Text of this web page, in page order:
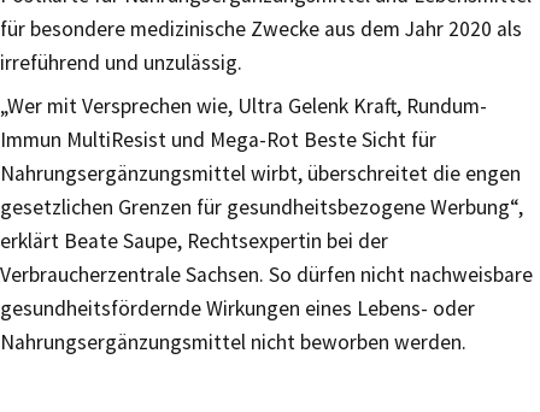
für besondere medizinische Zwecke aus dem Jahr 2020 als
irreführend und unzulässig.
„Wer mit Versprechen wie, Ultra Gelenk Kraft, Rundum-
Immun MultiResist und Mega-Rot Beste Sicht für
Nahrungsergänzungsmittel wirbt, überschreitet die engen
gesetzlichen Grenzen für gesundheitsbezogene Werbung“,
erklärt Beate Saupe, Rechtsexpertin bei der
Verbraucherzentrale Sachsen. So dürfen nicht nachweisbare
gesundheitsfördernde Wirkungen eines Lebens- oder
Nahrungsergänzungsmittel nicht beworben werden.